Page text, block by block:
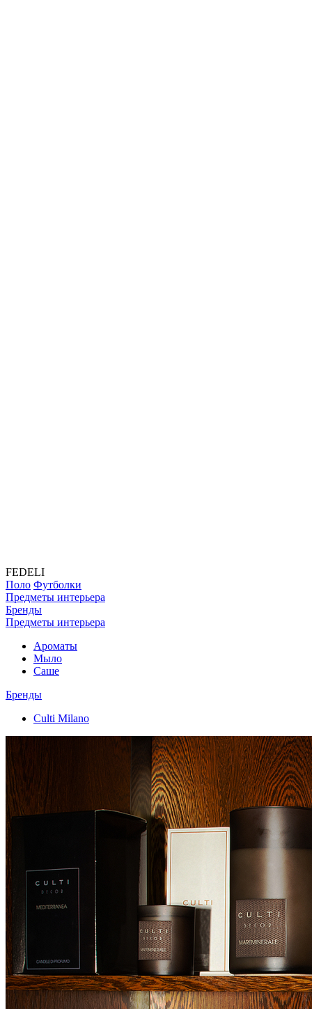
FEDELI
Поло Футболки
Предметы интерьера
Бренды
Предметы интерьера
Ароматы
Мыло
Саше
Бренды
Culti Milano